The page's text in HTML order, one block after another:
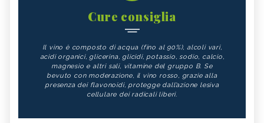
Cure consiglia
Il vino è composto di acqua (fino al 90%), alcoli vari,
acidi organici, glicerina, glicidi, potassio, sodio, calcio,
magnesio e altri sali, vitamine del gruppo B. Se
bevuto con moderazione, il vino rosso, grazie alla
presenza dei flavonoidi, protegge dall’azione lesiva
cellulare dei radicali liberi.